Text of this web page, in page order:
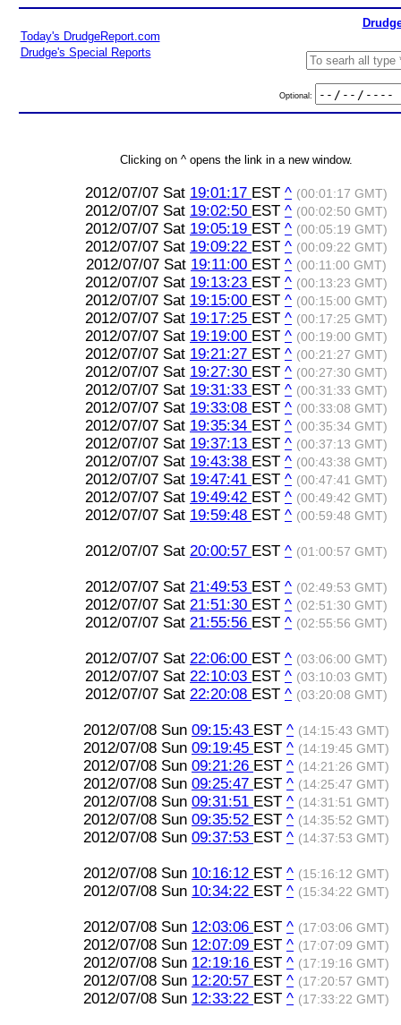
Today's DrudgeReport.com
Drudge's Special Reports
Optional:
Clicking on ^ opens the link in a new window.
2012/07/07 Sat 19:01:17 EST ^ (00:01:17 GMT)
2012/07/07 Sat 19:02:50 EST ^ (00:02:50 GMT)
2012/07/07 Sat 19:05:19 EST ^ (00:05:19 GMT)
2012/07/07 Sat 19:09:22 EST ^ (00:09:22 GMT)
2012/07/07 Sat 19:11:00 EST ^ (00:11:00 GMT)
2012/07/07 Sat 19:13:23 EST ^ (00:13:23 GMT)
2012/07/07 Sat 19:15:00 EST ^ (00:15:00 GMT)
2012/07/07 Sat 19:17:25 EST ^ (00:17:25 GMT)
2012/07/07 Sat 19:19:00 EST ^ (00:19:00 GMT)
2012/07/07 Sat 19:21:27 EST ^ (00:21:27 GMT)
2012/07/07 Sat 19:27:30 EST ^ (00:27:30 GMT)
2012/07/07 Sat 19:31:33 EST ^ (00:31:33 GMT)
2012/07/07 Sat 19:33:08 EST ^ (00:33:08 GMT)
2012/07/07 Sat 19:35:34 EST ^ (00:35:34 GMT)
2012/07/07 Sat 19:37:13 EST ^ (00:37:13 GMT)
2012/07/07 Sat 19:43:38 EST ^ (00:43:38 GMT)
2012/07/07 Sat 19:47:41 EST ^ (00:47:41 GMT)
2012/07/07 Sat 19:49:42 EST ^ (00:49:42 GMT)
2012/07/07 Sat 19:59:48 EST ^ (00:59:48 GMT)
2012/07/07 Sat 20:00:57 EST ^ (01:00:57 GMT)
2012/07/07 Sat 21:49:53 EST ^ (02:49:53 GMT)
2012/07/07 Sat 21:51:30 EST ^ (02:51:30 GMT)
2012/07/07 Sat 21:55:56 EST ^ (02:55:56 GMT)
2012/07/07 Sat 22:06:00 EST ^ (03:06:00 GMT)
2012/07/07 Sat 22:10:03 EST ^ (03:10:03 GMT)
2012/07/07 Sat 22:20:08 EST ^ (03:20:08 GMT)
2012/07/08 Sun 09:15:43 EST ^ (14:15:43 GMT)
2012/07/08 Sun 09:19:45 EST ^ (14:19:45 GMT)
2012/07/08 Sun 09:21:26 EST ^ (14:21:26 GMT)
2012/07/08 Sun 09:25:47 EST ^ (14:25:47 GMT)
2012/07/08 Sun 09:31:51 EST ^ (14:31:51 GMT)
2012/07/08 Sun 09:35:52 EST ^ (14:35:52 GMT)
2012/07/08 Sun 09:37:53 EST ^ (14:37:53 GMT)
2012/07/08 Sun 10:16:12 EST ^ (15:16:12 GMT)
2012/07/08 Sun 10:34:22 EST ^ (15:34:22 GMT)
2012/07/08 Sun 12:03:06 EST ^ (17:03:06 GMT)
2012/07/08 Sun 12:07:09 EST ^ (17:07:09 GMT)
2012/07/08 Sun 12:19:16 EST ^ (17:19:16 GMT)
2012/07/08 Sun 12:20:57 EST ^ (17:20:57 GMT)
2012/07/08 Sun 12:33:22 EST ^ (17:33:22 GMT)